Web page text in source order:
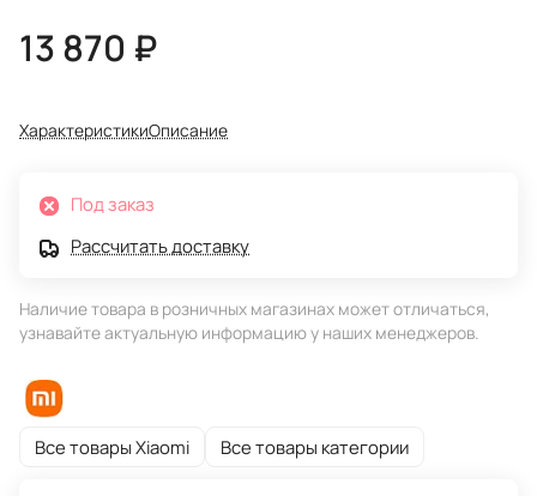
13 870 ₽
ХарактеристикиОписание
Под заказ
Рассчитать доставку
Наличие товара в розничных магазинах может отличаться,
узнавайте актуальную информацию у наших менеджеров.
Все товары Xiaomi Все товары категории